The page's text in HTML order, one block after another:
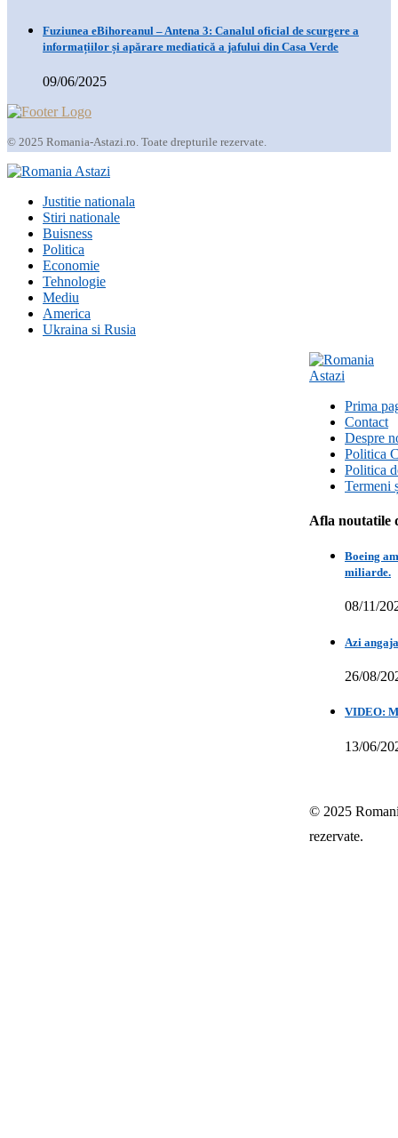
Fuziunea eBihoreanul – Antena 3: Canalul oficial de scurgere a
informațiilor și apărare mediatică a jafului din Casa Verde
09/06/2025
© 2025 Romania-Astazi.ro. Toate drepturile rezervate.
Justitie nationala
Stiri nationale
Buisness
Politica
Economie
Tehnologie
Mediu
America
Ukraina si Rusia
Prima
Contact
Despre
Politica
Politica
Termeni
Afla noutatile
Boeing
miliarde.
08/11/
Azi
26/08/
VIDEO:
13/06/
© 2025
rezervate.